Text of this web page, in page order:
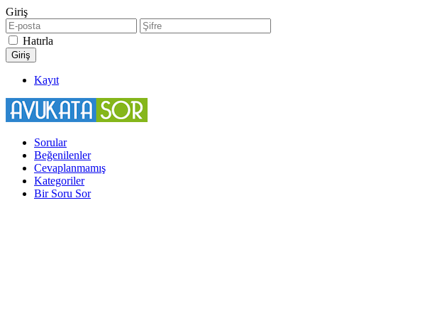
Giriş
Hatırla
Kayıt
Sorular
Beğenilenler
Cevaplanmamış
Kategoriler
Bir Soru Sor